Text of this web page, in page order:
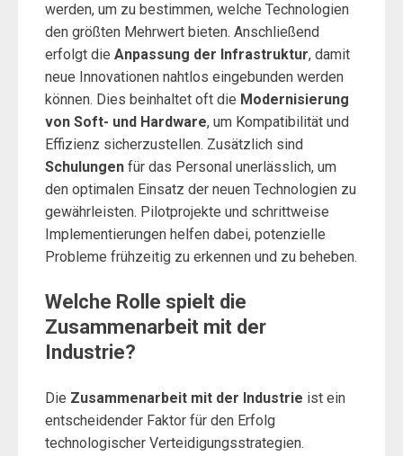
werden, um zu bestimmen, welche Technologien
den größten Mehrwert bieten. Anschließend
erfolgt die Anpassung der Infrastruktur, damit
neue Innovationen nahtlos eingebunden werden
können. Dies beinhaltet oft die Modernisierung
von Soft- und Hardware, um Kompatibilität und
Effizienz sicherzustellen. Zusätzlich sind
Schulungen für das Personal unerlässlich, um
den optimalen Einsatz der neuen Technologien zu
gewährleisten. Pilotprojekte und schrittweise
Implementierungen helfen dabei, potenzielle
Probleme frühzeitig zu erkennen und zu beheben.
Welche Rolle spielt die
Zusammenarbeit mit der
Industrie?
Die Zusammenarbeit mit der Industrie ist ein
entscheidender Faktor für den Erfolg
technologischer Verteidigungsstrategien.